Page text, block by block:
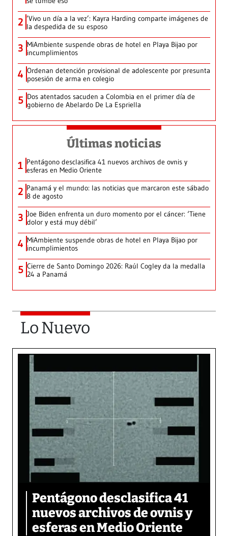
2 ‘Vivo un día a la vez’: Kayra Harding comparte imágenes de
la despedida de su esposo
3 MiAmbiente suspende obras de hotel en Playa Bijao por
incumplimientos
4 Ordenan detención provisional de adolescente por presunta
posesión de arma en colegio
5 Dos atentados sacuden a Colombia en el primer día de
gobierno de Abelardo De La Espriella
Últimas noticias
1 Pentágono desclasifica 41 nuevos archivos de ovnis y
esferas en Medio Oriente
2 Panamá y el mundo: las noticias que marcaron este sábado
8 de agosto
3 Joe Biden enfrenta un duro momento por el cáncer: ‘Tiene
dolor y está muy débil’
4 MiAmbiente suspende obras de hotel en Playa Bijao por
incumplimientos
5 Cierre de Santo Domingo 2026: Raúl Cogley da la medalla
24 a Panamá
Lo Nuevo
Pentágono desclasifica 41
nuevos archivos de ovnis y
esferas en Medio Oriente